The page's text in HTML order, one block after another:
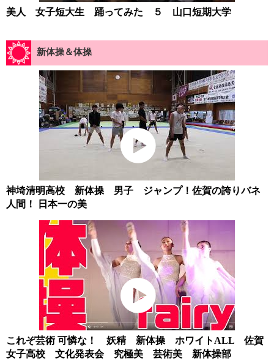
美人 女子短大生 踊ってみた ５ 山口短期大学
新体操＆体操
神埼清明高校 新体操 男子 ジャンプ！佐賀の誇りバネ
人間！ 日本一の美
これぞ芸術 可憐な！ 妖精 新体操 ホワイトALL 佐賀
女子高校 文化発表会 究極美 芸術美 新体操部